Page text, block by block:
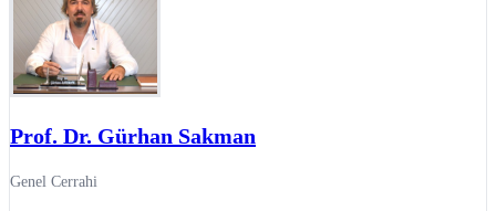
Prof. Dr. Gürhan Sakman
Genel Cerrahi